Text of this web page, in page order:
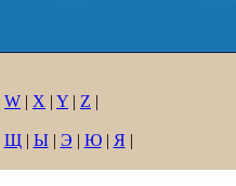
W | X | Y | Z |
Щ| Ы| Э | Ю| Я |